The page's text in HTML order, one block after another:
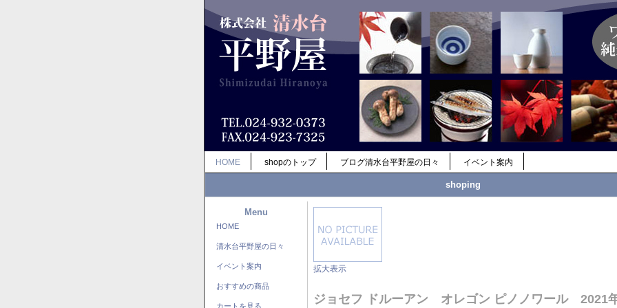
HOME shopのトップ ブログ清水台平野屋の日々 イベント案内
shoping
Menu
HOME
清水台平野屋の日々
イベント案内
おすすめの商品
カートを見る
拡大表示
ジョセフ ドルーアン オレゴン ピノノワール 2021